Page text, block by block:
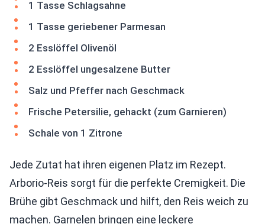
1 Tasse Schlagsahne
1 Tasse geriebener Parmesan
2 Esslöffel Olivenöl
2 Esslöffel ungesalzene Butter
Salz und Pfeffer nach Geschmack
Frische Petersilie, gehackt (zum Garnieren)
Schale von 1 Zitrone
Jede Zutat hat ihren eigenen Platz im Rezept.
Arborio-Reis sorgt für die perfekte Cremigkeit. Die
Brühe gibt Geschmack und hilft, den Reis weich zu
machen. Garnelen bringen eine leckere